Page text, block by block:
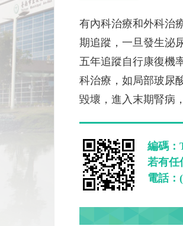
有內科治療和外科治
期追蹤，一旦發生泌
五年追蹤自行康復機
科治療，如局部玻尿
毀壞，進入末期腎病
編碼：
若有任
電話：